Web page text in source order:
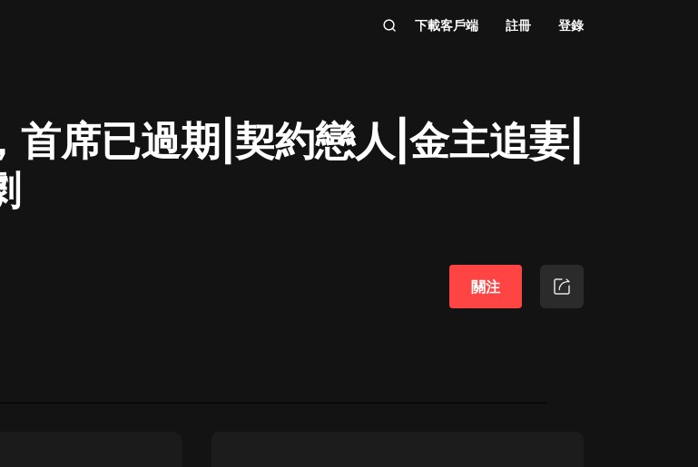
記:一二三年級 | 暢銷出版
下載客戶端 註冊 登錄
首席已過期|契約戀人|金主追妻|
關注